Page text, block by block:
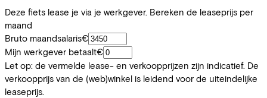
Deze fiets lease je via je werkgever. Bereken de leaseprijs per
maand
Bruto maandsalaris€
Mijn werkgever betaalt€
Let op: de vermelde lease- en verkoopprijzen zijn indicatief. De
verkoopprijs van de (web)winkel is leidend voor de uiteindelijke
leaseprijs.